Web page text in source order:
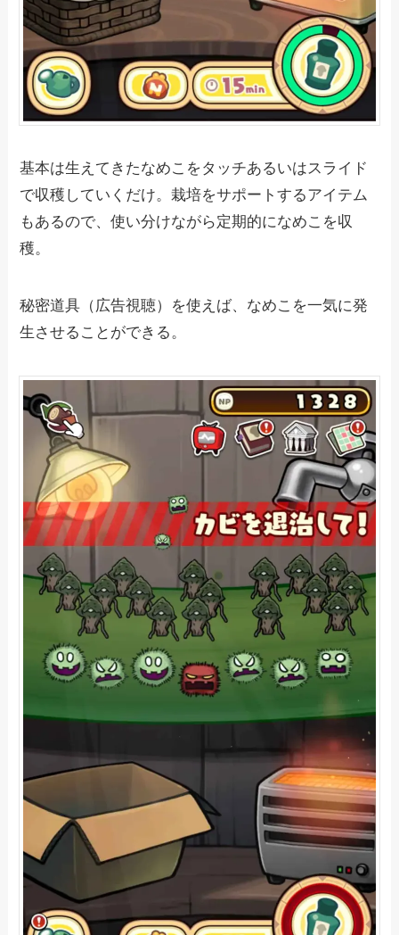
基本は生えてきたなめこをタッチあるいはスライド
で収穫していくだけ。栽培をサポートするアイテム
もあるので、使い分けながら定期的になめこを収
穫。
秘密道具（広告視聴）を使えば、なめこを一気に発
生させることができる。